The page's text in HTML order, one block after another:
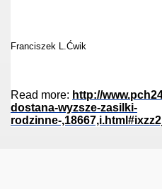
Franciszek L.Ćwik
Read more: http://
dostana-wyzsze-zasilki-
rodzinne-